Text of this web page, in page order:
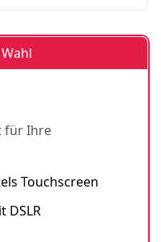
für Ihre
Touchscreen
DSLR